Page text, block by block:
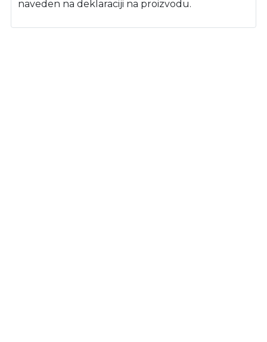
naveden na deklaraciji na proizvodu.